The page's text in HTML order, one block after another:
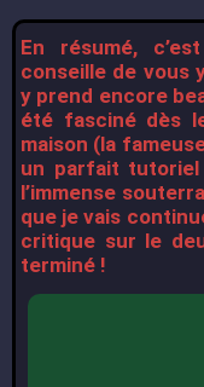
En résumé,
conseille de vous
y prend encore
été fasciné dès
maison (la
un parfait tutoriel
l’immense
que je vais
critique sur le
terminé !